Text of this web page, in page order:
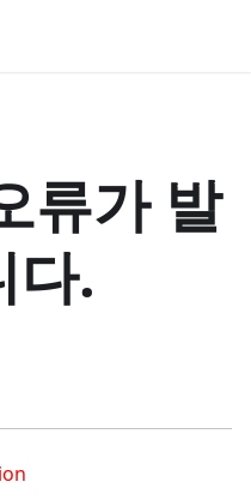
류가 발
다.